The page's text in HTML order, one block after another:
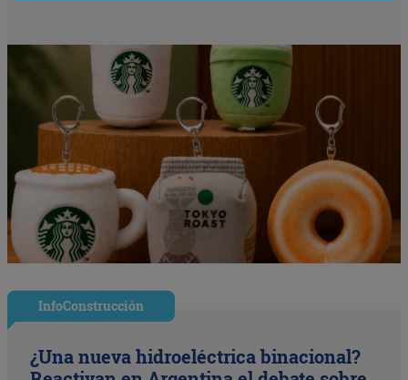
InfoConstrucción
¿Una nueva hidroeléctrica binacional?